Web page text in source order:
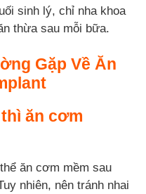
sinh lý, chỉ nha khoa
thừa sau mỗi bữa.
Gặp Về Ăn
ăn cơm
ăn cơm mềm sau
nhiên, nên tránh nhai